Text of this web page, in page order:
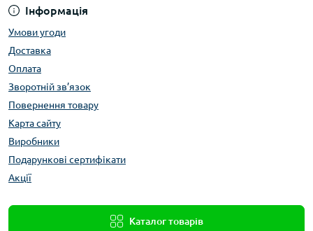
Інформація
Умови угоди
Доставка
Оплата
Зворотній зв’язок
Повернення товару
Карта сайту
Виробники
Подарункові сертифікати
Акції
Каталог товарів